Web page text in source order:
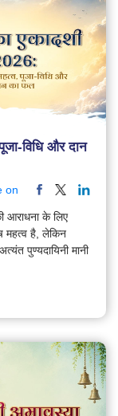
विधि और दान
on
आराधना के लिए
महत्व है, लेकिन
पुण्यदायिनी मानी